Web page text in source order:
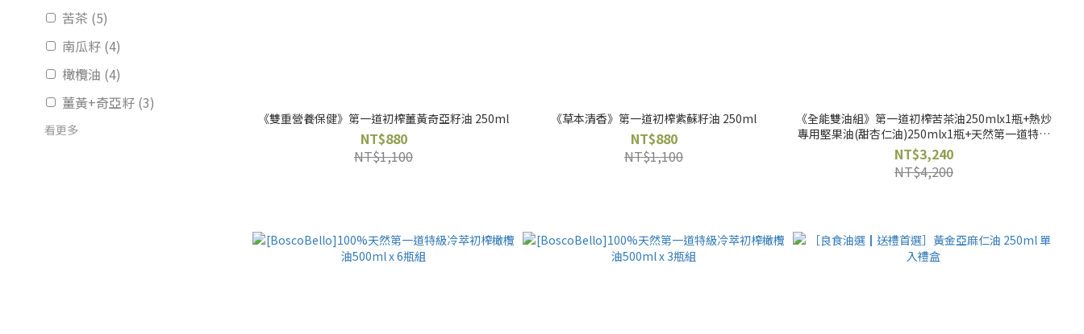
苦茶 (5)
南瓜籽 (4)
橄欖油 (4)
薑黃+奇亞籽 (3)
看更多
《雙重營養保健》第一道初榨薑黃奇亞籽油 250ml
NT$880
NT$1,100
《草本清香》第一道初榨紫蘇籽油 250ml
NT$880
NT$1,100
《全能雙油組》第一道初榨苦茶油250mlx1瓶+熱炒
專用堅果油(甜杏仁油)250mlx1瓶+天然第一道特級
冷萃初榨橄欖油500mlx1瓶
NT$3,240
NT$4,200